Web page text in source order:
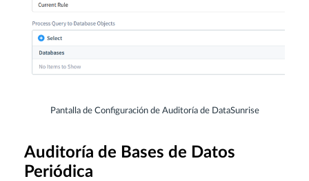
Pantalla de Configuración de Auditoría de DataSunrise
Auditoría de Bases de Datos
Periódica